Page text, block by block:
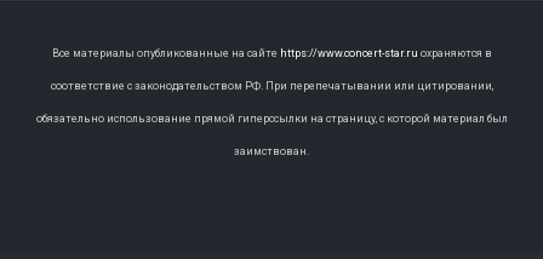
Все материалы опубликованные на сайте https://www.concert-star.ru охраняются в
соответствие с законодательством РФ. При перепечатывании или цитировании,
обязательно использование прямой гиперссылки на страницу, с которой материал был
заимствован.